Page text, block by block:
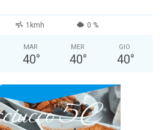
1kmh 0 %
MAR
40°
MER
40°
GIO
40°